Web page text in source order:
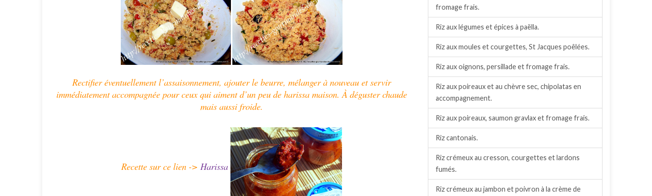
Rectifier éventuellement l’assaisonnement, ajouter le beurre, mélanger à nouveau et servir
immédiatement accompagnée pour ceux qui aiment d’un peu de harissa maison. À déguster chaude
mais aussi froide.
Recette sur ce lien -> Harissa
fromage frais.
Riz aux légumes et épices à paëlla.
Riz aux moules et courgettes, St Jacques poêlées.
Riz aux oignons, persillade et fromage frais.
Riz aux poireaux et au chèvre sec, chipolatas en
accompagnement.
Riz aux poireaux, saumon gravlax et fromage frais.
Riz cantonais.
Riz crémeux au cresson, courgettes et lardons
fumés.
Riz crémeux au jambon et poivron à la crème de